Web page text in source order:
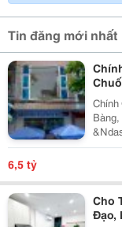
Tin đăng mới nhất
Chính
Bàng, Hải Phòng
Kinh
6,5 tỷ
Cho
Đạo,